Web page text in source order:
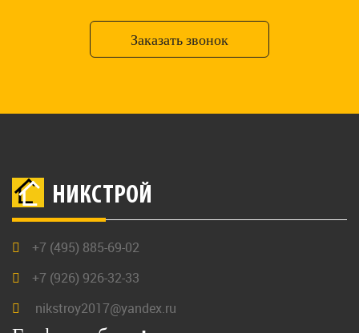
Заказать звонок
НИКСТРОЙ
+7 (495) 885-69-02
+7 (926) 926-32-33
nikstroy2017@yandex.ru